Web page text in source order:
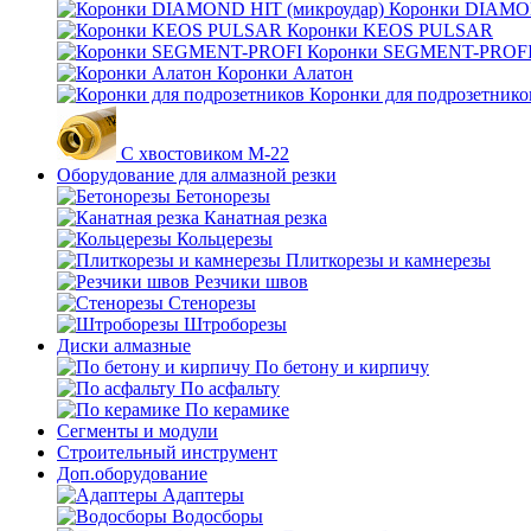
Коронки
Коронки KEOS PULSAR
Коронки SEGMENT-
Коронки Алатон
Коронки для
С хвостовиком М-22
Оборудование для алмазной резки
Бетонорезы
Канатная резка
Кольцерезы
Плиткорезы и камнерезы
Резчики швов
Стенорезы
Штроборезы
Диски алмазные
По бетону и кирпичу
По асфальту
По керамике
Сегменты и модули
Строительный инструмент
Доп.оборудование
Адаптеры
Водосборы